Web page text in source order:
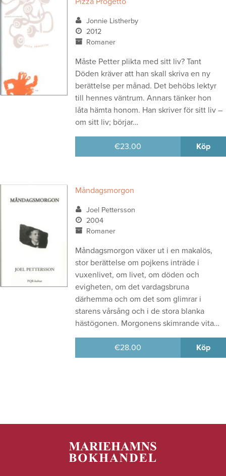
Jonnie Listherby
2012
Romaner
Måste Petter plikta med sitt liv? Tant
Döden kräver att han skall skriva en ny
berättelse per månad. Det behöbs lektyr
till hennes väntrum. Annars tänker hon
låta hämta honom. Han skriver för sitt liv –
om sitt liv; börjar…
€23.00 Köp
Måndagsmorgon
Joel Pettersson
2004
Romaner
Måndagsmorgon växer ut i en makalös,
stor berättelse om pojkens inträde i
vuxenlivet, om livet, om döden och
evigheten, om det vardagsbruna
därhemma och om det som glimrar i
starens vårsång och i de stora blanka
hästögonen. Morgonens skimrande vita…
€28.00 Köp